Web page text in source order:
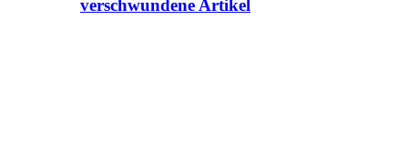
verschwundene Artikel